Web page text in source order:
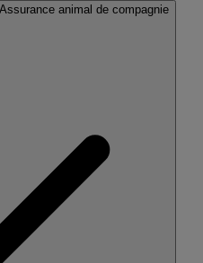
Assurance animal de compagnie